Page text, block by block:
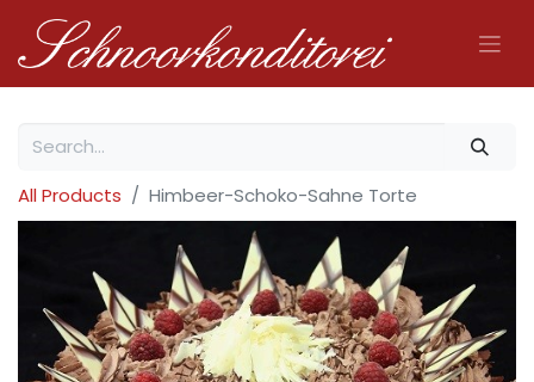
All Products Himbeer-Schoko-Sahne Torte